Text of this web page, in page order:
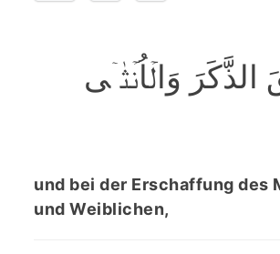
الذَّکَرَ وَالۡاُنۡثٰۤی
und bei der Erschaffung des
und Weiblichen,